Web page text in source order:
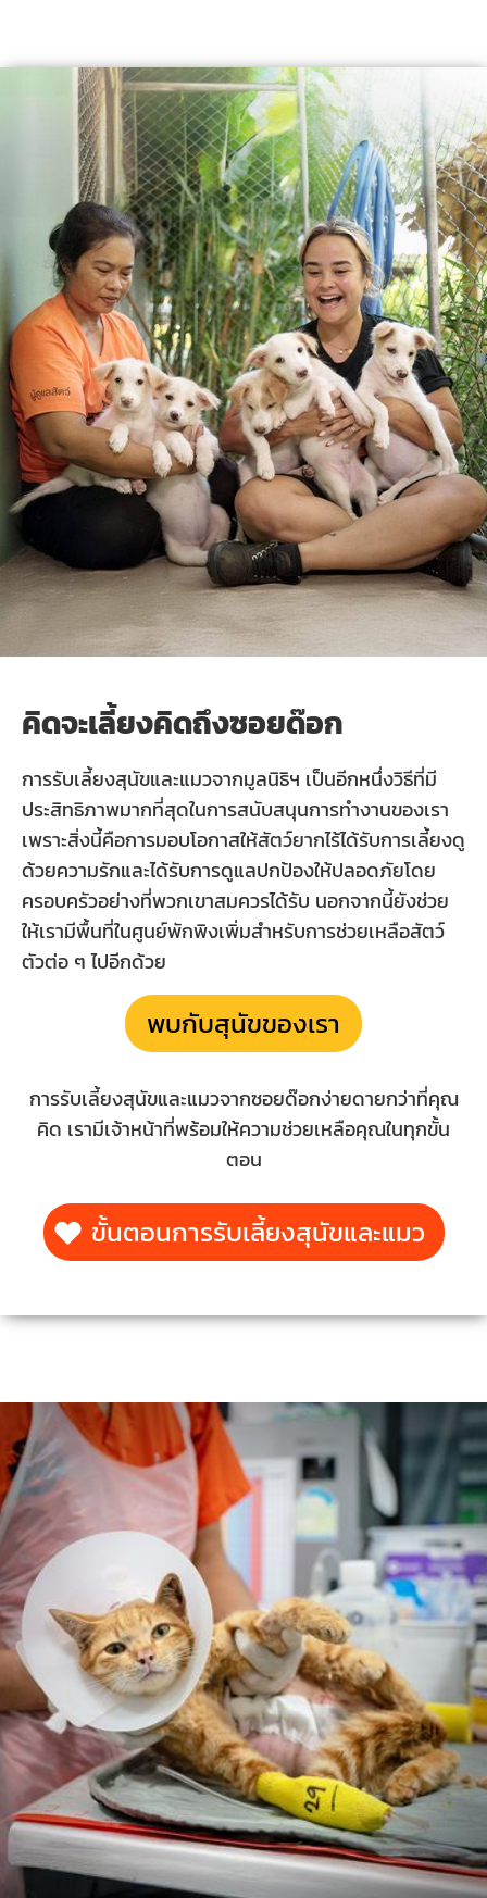
คิดจะเลี้ยงคิดถึงซอยด๊อก
การรับเลี้ยงสุนัขและแมวจากมูลนิธิฯ เป็นอีกหนึ่งวิธีที่มี
ประสิทธิภาพมากที่สุดในการสนับสนุนการทำงานของเรา
เพราะสิ่งนี้คือการมอบโอกาสให้สัตว์ยากไร้ได้รับการเลี้ยงดู
ด้วยความรักและได้รับการดูแลปกป้องให้ปลอดภัยโดย
ครอบครัวอย่างที่พวกเขาสมควรได้รับ นอกจากนี้ยังช่วย
ให้เรามีพื้นที่ในศูนย์พักพิงเพิ่มสำหรับการช่วยเหลือสัตว์
ตัวต่อ ๆ ไปอีกด้วย
พบกับสุนัขของเรา
การรับเลี้ยงสุนัขและแมวจากซอยด๊อกง่ายดายกว่าที่คุณ
คิด เรามีเจ้าหน้าที่พร้อมให้ความช่วยเหลือคุณในทุกขั้น
ตอน
ขั้นตอนการรับเลี้ยงสุนัขและแมว